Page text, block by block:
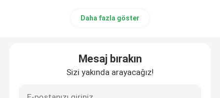
Daha fazla göster
Mesaj bırakın
Sizi yakında arayacağız!